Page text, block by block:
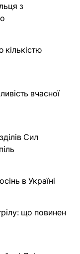
з
кількістю
вчасної
Сил
в Україні
що повинен